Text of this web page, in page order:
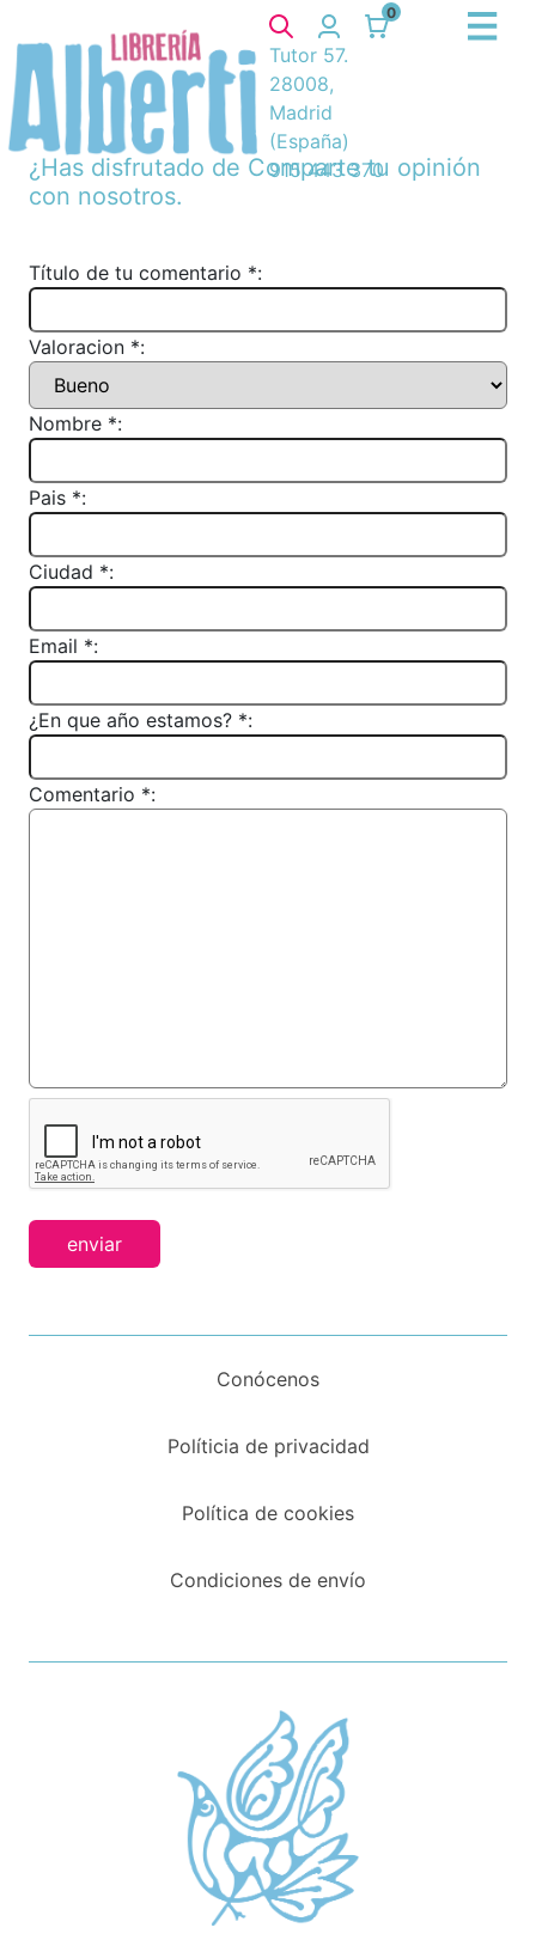
0
Tutor 57.
28008,
Madrid
(España)
915 443 370
¿Has disfrutado de Comparte tu opinión
con nosotros.
Título de tu comentario *:
Valoracion *:
Nombre *:
Pais *:
Ciudad *:
Email *:
¿En que año estamos? *:
Comentario *:
enviar
Conócenos
Políticia de privacidad
Política de cookies
Condiciones de envío